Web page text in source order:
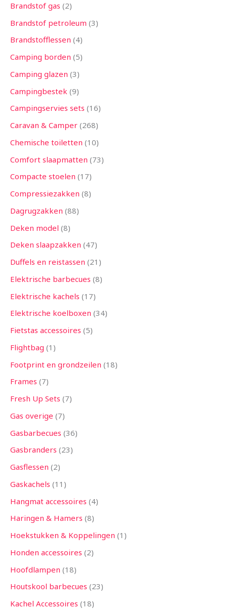
Brandstof gas 2
Brandstof petroleum 3
Brandstofflessen 4
Camping borden 5
Camping glazen 3
Campingbestek 9
Campingservies sets 16
Caravan & Camper 268
Chemische toiletten 10
Comfort slaapmatten 73
Compacte stoelen 17
Compressiezakken 8
Dagrugzakken 88
Deken model 8
Deken slaapzakken 47
Duffels en reistassen 21
Elektrische barbecues 8
Elektrische kachels 17
Elektrische koelboxen 34
Fietstas accessoires 5
Flightbag 1
Footprint en grondzeilen 18
Frames 7
Fresh Up Sets 7
Gas overige 7
Gasbarbecues 36
Gasbranders 23
Gasflessen 2
Gaskachels 11
Hangmat accessoires 4
Haringen & Hamers 8
Hoekstukken & Koppelingen 1
Honden accessoires 2
Hoofdlampen 18
Houtskool barbecues 23
Kachel Accessoires 18